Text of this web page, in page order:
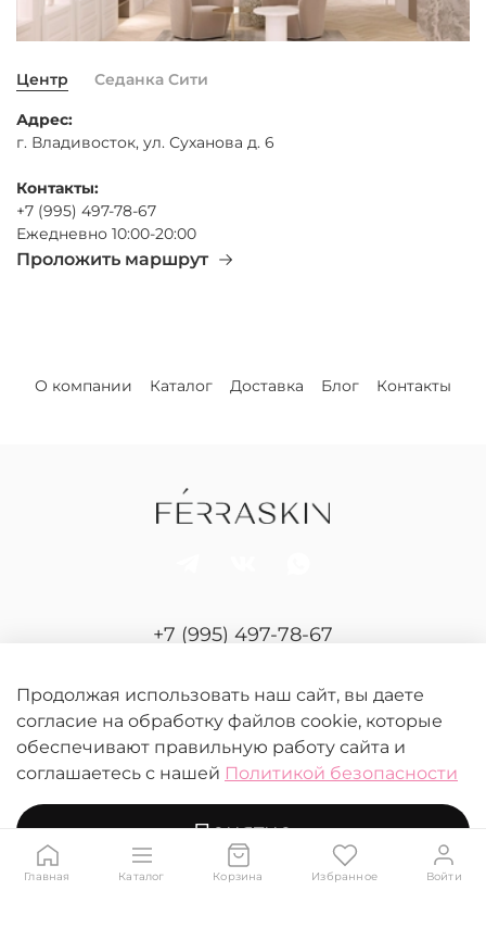
Центр Седанка Сити
Адрес:
г. Владивосток, ул. Суханова д. 6
Контакты:
+7 (995) 497-78-67
Ежедневно 10:00-20:00
Проложить маршрут
О компании Каталог Доставка Блог Контакты
+7 (995) 497-78-67
© 2026 FERRASKIN.
Любое использование контента без письменного
разрешения запрещено
Продолжая использовать наш сайт, вы даете
согласие на обработку файлов cookie, которые
обеспечивают правильную работу сайта и
соглашаетесь с нашей Политикой безопасности
Понятно
Главная Каталог Корзина Избранное Войти